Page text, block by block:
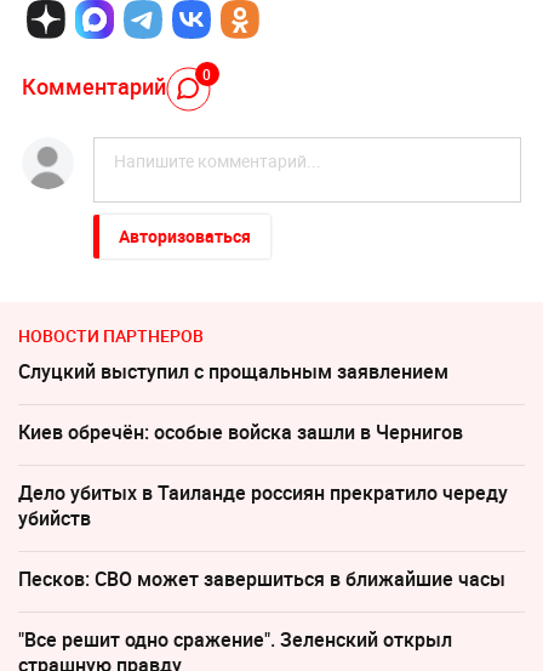
Комментарий 0
Авторизоваться
НОВОСТИ ПАРТНЕРОВ
Слуцкий выступил с прощальным заявлением
Киев обречён: особые войска зашли в Чернигов
Дело убитых в Таиланде россиян прекратило череду
убийств
Песков: СВО может завершиться в ближайшие часы
"Все решит одно сражение". Зеленский открыл
страшную правду